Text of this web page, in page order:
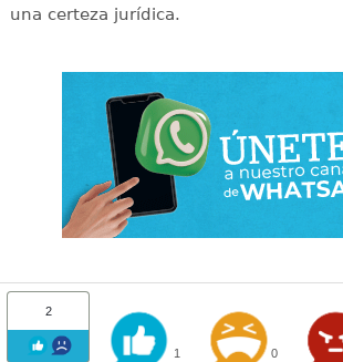
una certeza jurídica.
2
1 0